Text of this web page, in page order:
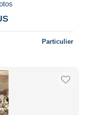
Particulier